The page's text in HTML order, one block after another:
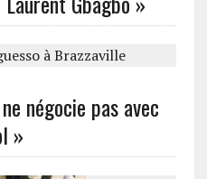
négocie pas avec
»